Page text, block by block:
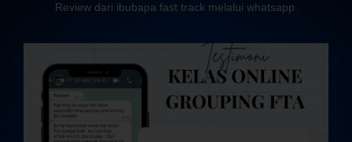
Review dari ibubapa fast track melalui whatsapp.